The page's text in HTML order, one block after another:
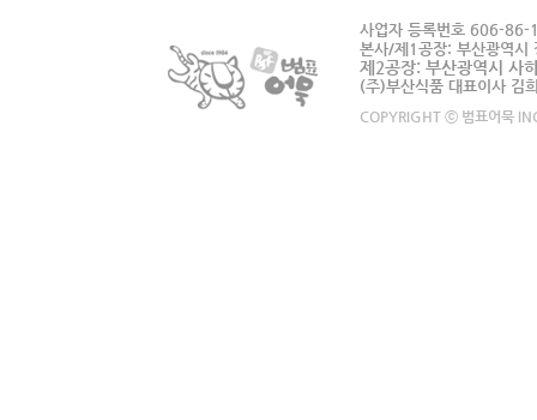
사업자 등록번호 606-
본사/제1공장: 부산광역
제2공장: 부산광역시 사
(주)부산식품 대표이사 김
COPYRIGHT ⓒ 범표어묵